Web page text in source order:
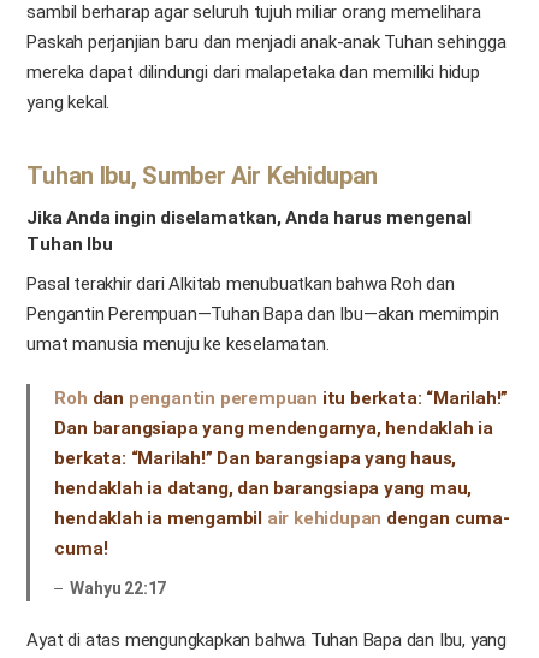
sambil berharap agar seluruh tujuh miliar orang memelihara
Paskah perjanjian baru dan menjadi anak-anak Tuhan sehingga
mereka dapat dilindungi dari malapetaka dan memiliki hidup
yang kekal.
Tuhan Ibu, Sumber Air Kehidupan
Jika Anda ingin diselamatkan, Anda harus mengenal
Tuhan Ibu
Pasal terakhir dari Alkitab menubuatkan bahwa Roh dan
Pengantin Perempuan—Tuhan Bapa dan Ibu—akan memimpin
umat manusia menuju ke keselamatan.
Roh dan pengantin perempuan itu berkata: “Marilah!”
Dan barangsiapa yang mendengarnya, hendaklah ia
berkata: “Marilah!” Dan barangsiapa yang haus,
hendaklah ia datang, dan barangsiapa yang mau,
hendaklah ia mengambil air kehidupan dengan cuma-
cuma!
Wahyu 22:17
Ayat di atas mengungkapkan bahwa Tuhan Bapa dan Ibu, yang